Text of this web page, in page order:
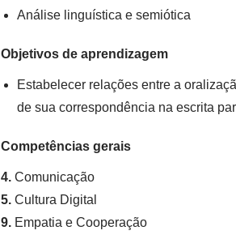
Análise linguística e semiótica
Objetivos de aprendizagem
Estabelecer relações entre a
de sua correspondência na escrita
Competências gerais
4. Comunicação
5. Cultura Digital
9. Empatia e Cooperação